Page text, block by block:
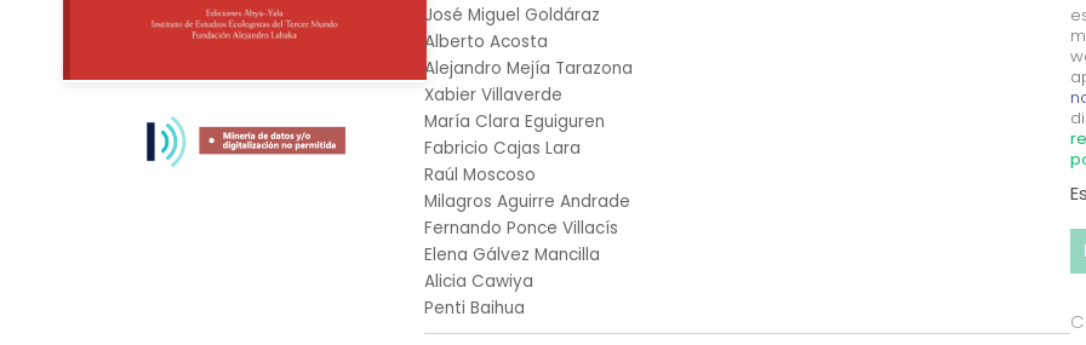
José Miguel Goldáraz
Alberto Acosta
Alejandro Mejía Tarazona
Xabier Villaverde
María Clara Eguiguren
Fabricio Cajas Lara
Raúl Moscoso
Milagros Aguirre Andrade
Fernando Ponce Villacís
Elena Gálvez Mancilla
Alicia Cawiya
Penti Baihua